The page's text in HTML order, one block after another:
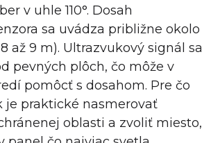
v uhle 110°. Dosah
sa uvádza približne okolo
až 9 m). Ultrazvukový signál sa
pevných plôch, čo môže v
pomôcť s dosahom. Pre čo
je praktické nasmerovať
oblasti a zvoliť miesto,